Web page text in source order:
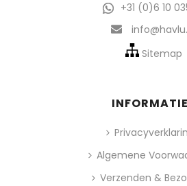
+31 (0)6 10
Sitemap
Algemene
Verzenden &